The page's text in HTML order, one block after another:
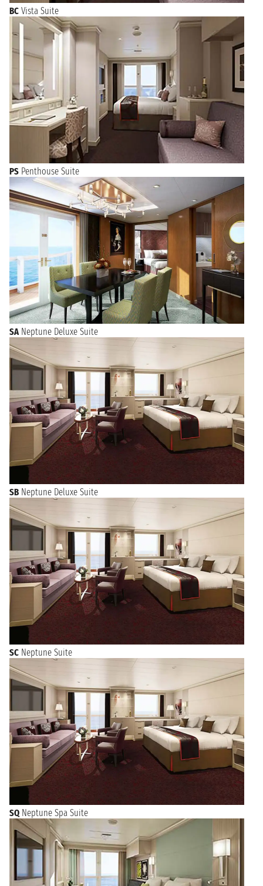
BC Vista Suite
PS Penthouse Suite
SA Neptune Deluxe Suite
SB Neptune Deluxe Suite
SC Neptune Suite
SQ Neptune Spa Suite